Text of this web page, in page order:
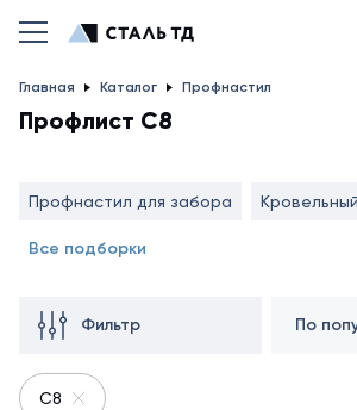
Главная Каталог Профнастил
Профлист С8
Профнастил для забора
Все подборки
Фильтр
С8
По